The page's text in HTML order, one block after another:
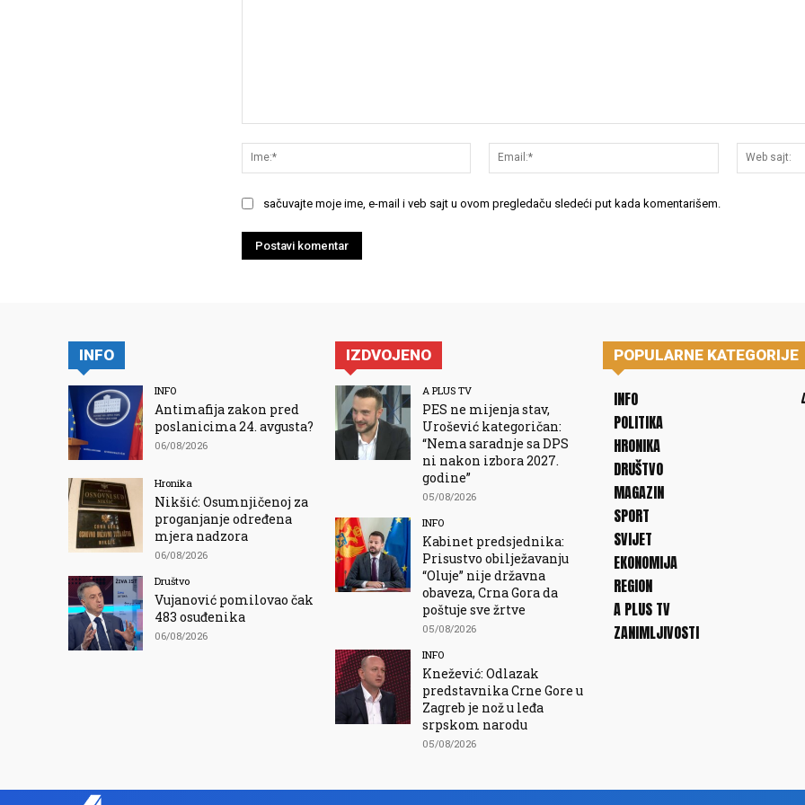
Ime:*
Email:*
sačuvajte moje ime, e-mail i veb sajt u ovom pregledaču sledeći put kada komentarišem.
INFO
INFO
Antimafija zakon pred
poslanicima 24. avgusta?
06/08/2026
Hronika
Nikšić: Osumnjičenoj za
proganjanje određena
mjera nadzora
06/08/2026
Društvo
Vujanović pomilovao čak
483 osuđenika
06/08/2026
IZDVOJENO
A PLUS TV
PES ne mijenja stav,
Urošević kategoričan:
“Nema saradnje sa DPS
ni nakon izbora 2027.
godine”
05/08/2026
INFO
Kabinet predsjednika:
Prisustvo obilježavanju
“Oluje” nije državna
obaveza, Crna Gora da
poštuje sve žrtve
05/08/2026
INFO
Knežević: Odlazak
predstavnika Crne Gore u
Zagreb je nož u leđa
srpskom narodu
05/08/2026
POPULARNE KATEGORIJE
INFO
POLITIKA
HRONIKA
DRUŠTVO
MAGAZIN
SPORT
SVIJET
EKONOMIJA
REGION
A PLUS TV
ZANIMLJIVOSTI